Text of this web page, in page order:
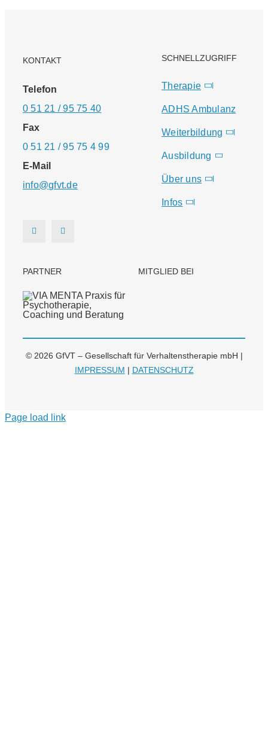
KONTAKT
Telefon
0 51 21 / 95 75 40
Fax
0 51 21 / 95 75 4 99
E-Mail
info@gfvt.de
SCHNELLZUGRIFF
Therapie
ADHS Ambulanz
Weiterbildung
Ausbildung
Über uns
Infos
MITGLIED BEI
PARTNER
© 2026 GfVT – Gesellschaft für Verhaltenstherapie mbH |
IMPRESSUM | DATENSCHUTZ
Page load link